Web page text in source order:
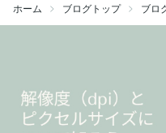
ホーム ブログトップ ブロ